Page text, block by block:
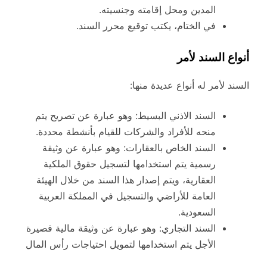
المدين ومحل إقامته وجنسيته.
في الختام، يكتب توقيع محرر السند.
أنواع السند لأمر
السند لأمر له أنواع عديدة منها:
السند الاذني البسيط: وهو عبارة عن تصريح يتم
منحه للأفراد والشركات للقيام بأنشطة محددة.
السند الخاص بالعقارات: وهو عبارة عن وثيقة
رسمية يتم استخدامها لتسجيل حقوق الملكية
العقارية، ويتم إصدار هذا السند من خلال الهيئة
العامة للأراضي والتسجيل في المملكة العربية
السعودية.
السند التجاري: وهو عبارة عن وثيقة مالية قصيرة
الأجل يتم استخدامها لتمويل احتياجات رأس المال